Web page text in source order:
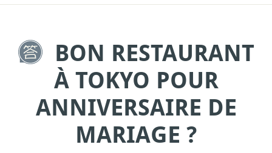
BON RESTAURANT
À TOKYO POUR
ANNIVERSAIRE DE
MARIAGE ?